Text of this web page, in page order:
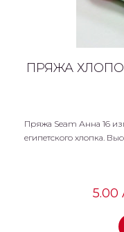
ПРЯЖА
Пряжа Seam Анна 16
египетского хлопка.
5.00